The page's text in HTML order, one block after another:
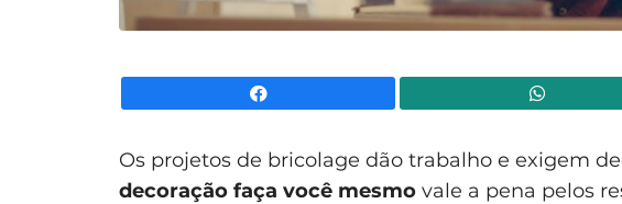
Os projetos de bricolage dão trabalho e exigem
decoração faça você mesmo vale a pena pelos